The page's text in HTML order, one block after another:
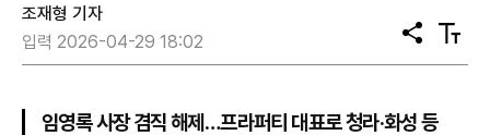
조재형 기자
입력 2026-04-29 18:02
공
유
텍
스
임영록 사장 겸직 해제…프라퍼티 대표로 청라·화성 등